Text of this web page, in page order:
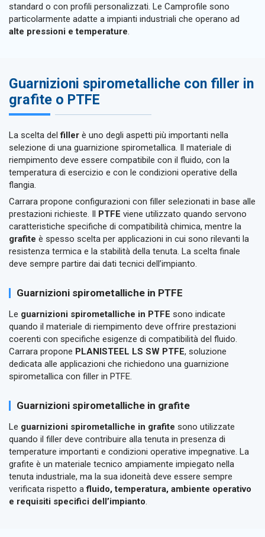
standard o con profili personalizzati. Le Camprofile sono
particolarmente adatte a impianti industriali che operano ad
alte pressioni e temperature.
Guarnizioni spirometalliche con filler in
grafite o PTFE
La scelta delfiller è uno degli aspetti più importanti nella
selezione di una guarnizione spirometallica. Il materiale di
riempimento deve essere compatibile con il fluido, con la
temperatura di esercizio e con le condizioni operative della
flangia.
Carrara propone configurazioni con filler selezionati in base alle
prestazioni richieste. Il PTFE viene utilizzato quando servono
caratteristiche specifiche di compatibilità chimica, mentre la
grafite è spesso scelta per applicazioni in cui sono rilevanti la
resistenza termica e la stabilità della tenuta. La scelta finale
deve sempre partire dai dati tecnici dell’impianto.
Guarnizioni spirometalliche in PTFE
Le guarnizioni spirometalliche in PTFE sono indicate
quando il materiale di riempimento deve offrire prestazioni
coerenti con specifiche esigenze di compatibilità del fluido.
Carrara propone PLANISTEEL LS SW PTFE, soluzione
dedicata alle applicazioni che richiedono una guarnizione
spirometallica con filler in PTFE.
Guarnizioni spirometalliche in grafite
Le guarnizioni spirometalliche in grafite sono utilizzate
quando il filler deve contribuire alla tenuta in presenza di
temperature importanti e condizioni operative impegnative. La
grafite è un materiale tecnico ampiamente impiegato nella
tenuta industriale, ma la sua idoneità deve essere sempre
verificata rispetto afluido, temperatura, ambiente operativo
e requisiti specifici dell’impianto.